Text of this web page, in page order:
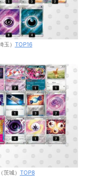
） TOP16
城） TOP8